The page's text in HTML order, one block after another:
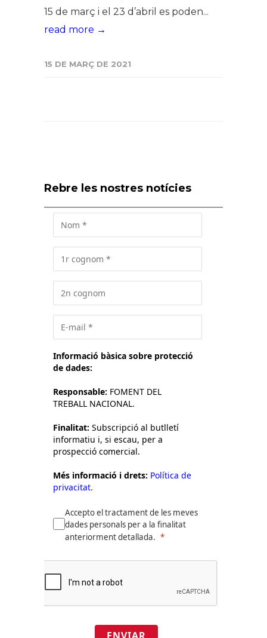
15 de març i el 23 d’abril es poden...
read more →
15 DE MARÇ DE 2021
Rebre les nostres notícies
Informació bàsica sobre protecció
de dades:
Responsable: FOMENT DEL
TREBALL NACIONAL.
Finalitat: Subscripció al butlletí
informatiu i, si escau, per a
prospecció comercial.
Més informació i drets: Política de
privacitat.
Accepto el tractament de les meves
dades personals per a la finalitat
anteriorment detallada.